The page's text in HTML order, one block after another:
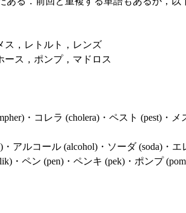
，レトルト，レンズ
ス，ポンプ，マドロス
・コレラ (cholera)・ペスト (pest)・メ
アルコール (alcohol)・ソーダ (soda)・エ
・ペン (pen)・ペンキ (pek)・ポンプ